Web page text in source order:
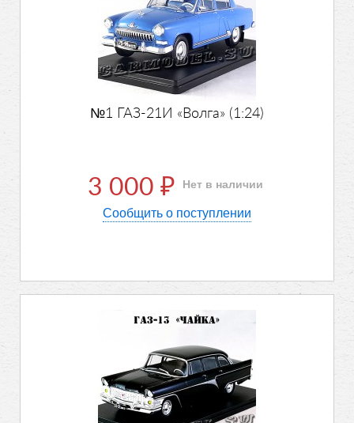
№1 ГАЗ-21И «Волга» (1:24)
3 000 ₽ Нет в наличии
Сообщить о поступлении